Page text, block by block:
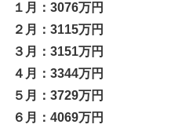
１月：3076万円
２月：3115万円
３月：3151万円
４月：3344万円
５月：3729万円
６月：4069万円